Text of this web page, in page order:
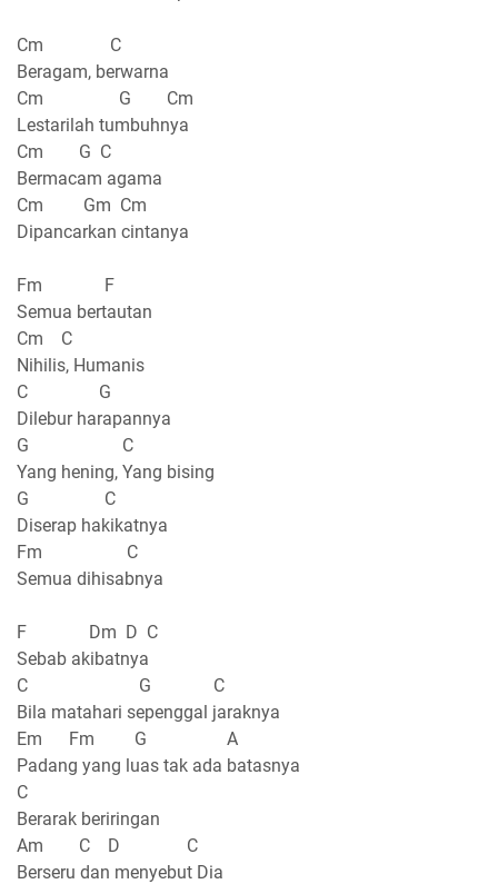
Cm C
Beragam, berwarna
Cm G Cm
Lestarilah tumbuhnya
Cm G C
Bermacam agama
Cm Gm Cm
Dipancarkan cintanya
Fm F
Semua bertautan
Cm C
Nihilis, Humanis
C G
Dilebur harapannya
G C
Yang hening, Yang bising
G C
Diserap hakikatnya
Fm C
Semua dihisabnya
F Dm D C
Sebab akibatnya
C G C
Bila matahari sepenggal jaraknya
Em Fm G A
Padang yang luas tak ada batasnya
C
Berarak beriringan
Am C D C
Berseru dan menyebut Dia